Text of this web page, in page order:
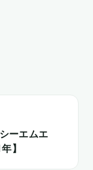
ーエムエ
】